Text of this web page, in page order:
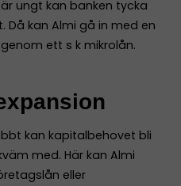
ungt kan banken tycka
kan Almi gå in med en
ett s k mikrolån.
kan kapitalbehovet bli
med. Här kan Almi
eller